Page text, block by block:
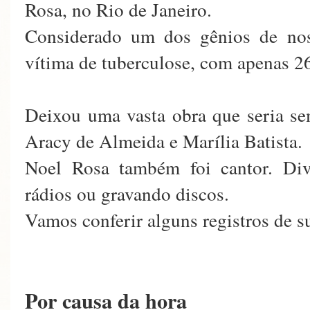
Rosa, no Rio de Janeiro.
Considerado um dos gênios de
vítima de tuberculose, com apenas
Deixou uma vasta obra que seria
Aracy de Almeida e Marília Batista.
Noel Rosa também foi cantor.
rádios ou gravando discos.
Vamos conferir alguns registros de
Por causa da hora